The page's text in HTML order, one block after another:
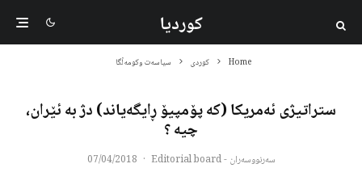
کوردیا
Home کوردی سیاسەت وکومەڵگا
ستراتیژی ئه‌مریكا (كه‌ پۆمپیۆ ڕایگه‌یاند) دژ به‌ ئێران،
چیه‌ ؟
سەرنووسەران - Editorial board ·
07/04/2018